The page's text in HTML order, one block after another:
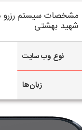
مشخصات سیستم رزرو
شهید بهشتی
نوع وب سایت
زبان‌ها